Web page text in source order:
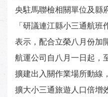
央駐馬聯檢相關單位及縣
「研議連江縣小三通航
表示，配合立榮八月份加
航運公司自八月一日起，
擴建出入關作業場所動線
擴大小三通旅遊人口倍增